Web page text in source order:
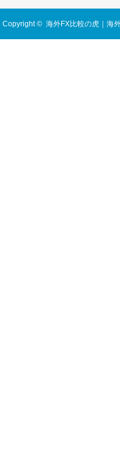
Copyright © 海外FX比較の虎｜海